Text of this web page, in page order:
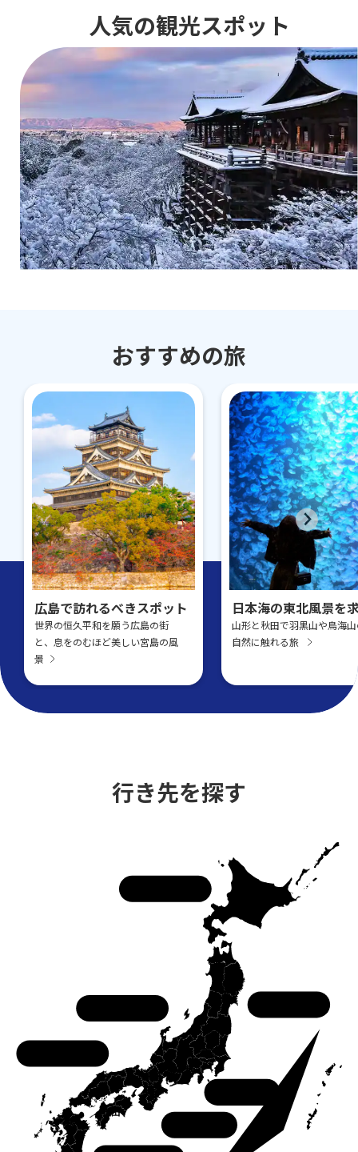
人気の観光スポット
おすすめの旅
広島で訪れるべきスポット
世界の恒久平和を願う広島の街
と、息をのむほど美しい宮島の風
景
日本海の東北風景を
山形と秋田で羽黒山や鳥海
自然に触れる旅
行き先を探す